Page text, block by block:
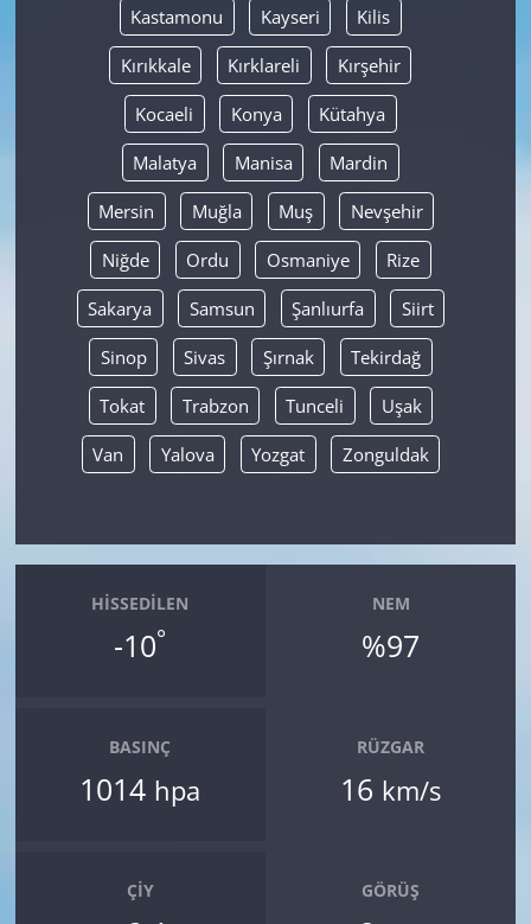
Kastamonu Kayseri Kilis
Kırıkkale Kırklareli Kırşehir
Kocaeli Konya Kütahya
Malatya Manisa Mardin
Mersin Muğla Muş Nevşehir
Niğde Ordu Osmaniye Rize
Sakarya Samsun Şanlıurfa Siirt
Sinop Sivas Şırnak Tekirdağ
Tokat Trabzon Tunceli Uşak
Van Yalova Yozgat Zonguldak
HISSEDILEN
-10°
NEM
%97
BASINÇ
1014 hpa
RÜZGAR
16 km/s
ÇIY GÖRÜŞ